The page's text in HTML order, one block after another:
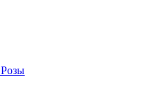
Розы